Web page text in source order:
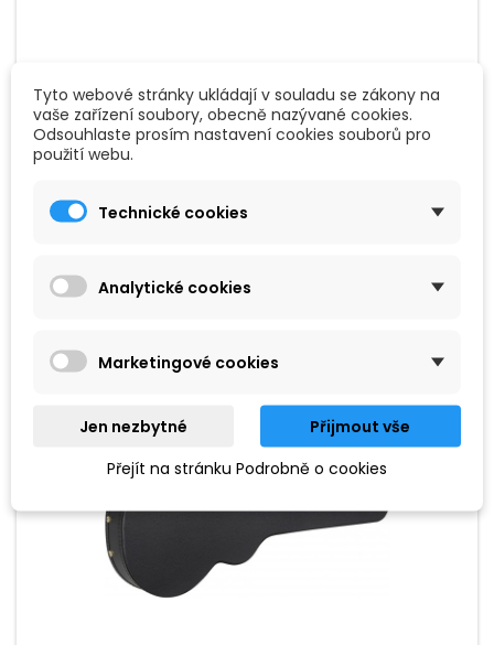
PROLINE EGHCRT-1122TW
Tvídový kufr na elektrickou kytaru typu Strat, Tele.
Přidat do košíku
Tyto webové stránky ukládají v souladu se zákony na
vaše zařízení soubory, obecně nazývané cookies.
Odsouhlaste prosím nastavení cookies souborů pro
použití webu.
Technické cookies
Analytické cookies
Marketingové cookies
Jen nezbytné
Přijmout vše
Přejít na stránku Podrobně o cookies